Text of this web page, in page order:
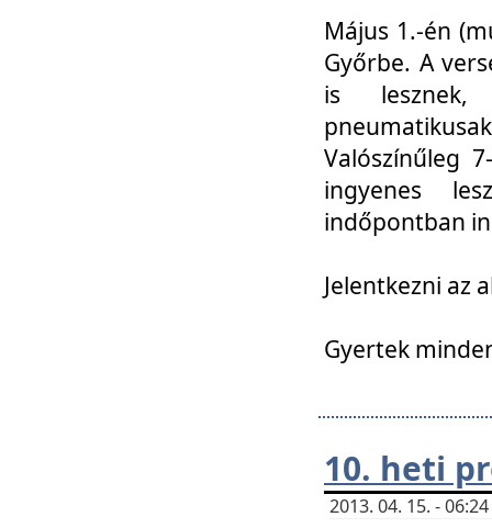
Május 1.-én
Győrbe. A
is lesznek,
Valószínűleg
ingyenes
indőpontban
Jelentkezni az
Gyertek
10. heti
2013. 04. 15. -